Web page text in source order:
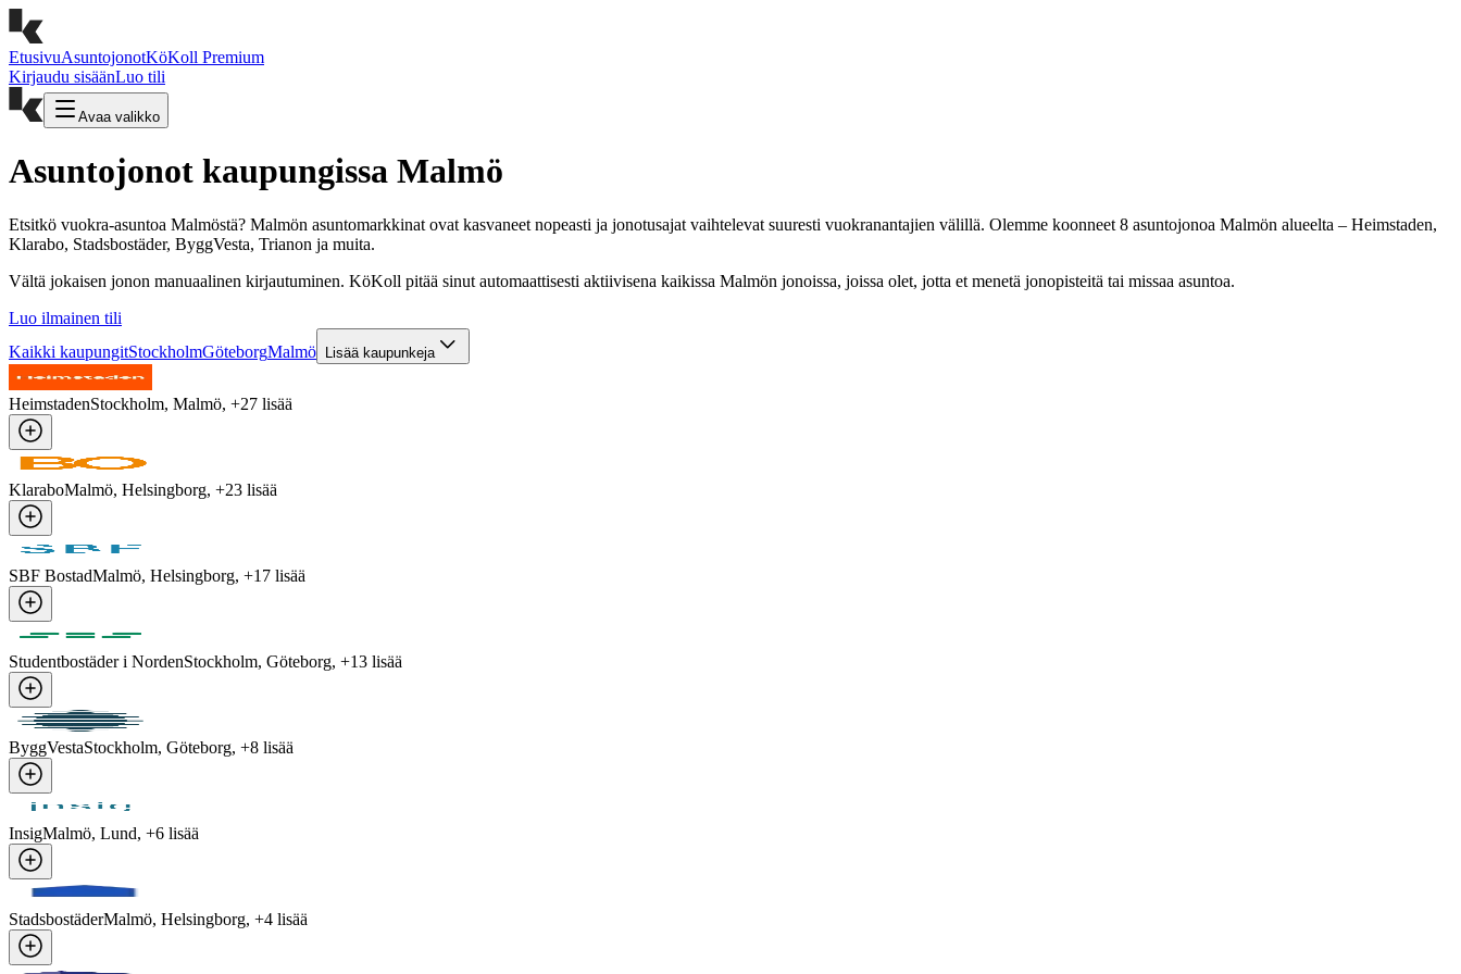
EtusivuAsuntojonotKöKoll Premium
Kirjaudu sisäänLuo tili
Avaa valikko
Asuntojonot kaupungissa Malmö
Etsitkö vuokra-asuntoa Malmöstä? Malmön asuntomarkkinat ovat kasvaneet nopeasti ja jonotusajat vaihtelevat suuresti vuokranantajien välillä. Olemme koonneet 8 asuntojonoa Malmön alueelta – Heimstaden,
Klarabo, Stadsbostäder, ByggVesta, Trianon ja muita.
Vältä jokaisen jonon manuaalinen kirjautuminen. KöKoll pitää sinut automaattisesti aktiivisena kaikissa Malmön jonoissa, joissa olet, jotta et menetä jonopisteitä tai missaa asuntoa.
Luo ilmainen tili
Kaikki kaupungitStockholmGöteborgMalmö Lisää kaupunkeja
HeimstadenStockholm, Malmö, +27 lisää
KlaraboMalmö, Helsingborg, +23 lisää
SBF BostadMalmö, Helsingborg, +17 lisää
Studentbostäder i NordenStockholm, Göteborg, +13 lisää
ByggVestaStockholm, Göteborg, +8 lisää
InsigMalmö, Lund, +6 lisää
StadsbostäderMalmö, Helsingborg, +4 lisää